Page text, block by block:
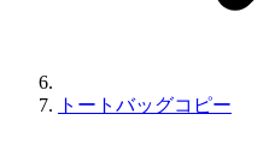
トートバッグコピー